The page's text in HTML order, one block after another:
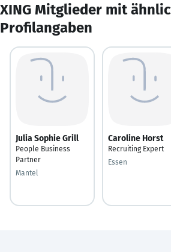
XING Mitglieder mit
Profilangaben
Julia Sophie Grill
People Business
Partner
Mantel
Caroline Horst
Recruiting Expert
Essen